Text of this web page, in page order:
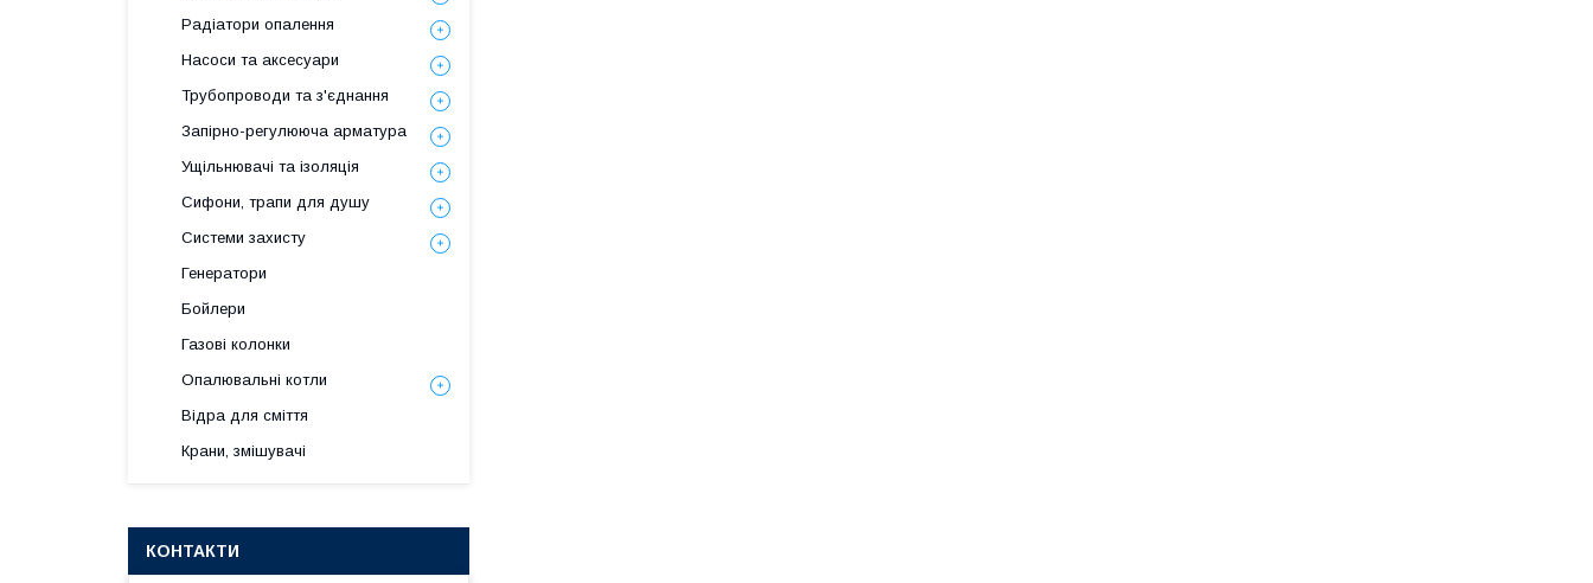
Радіатори опалення
Насоси та аксесуари
Трубопроводи та з'єднання
Запірно-регулююча арматура
Ущільнювачі та ізоляція
Сифони, трапи для душу
Системи захисту
Генератори
Бойлери
Газові колонки
Опалювальні котли
Відра для сміття
Крани, змішувачі
КОНТАКТИ